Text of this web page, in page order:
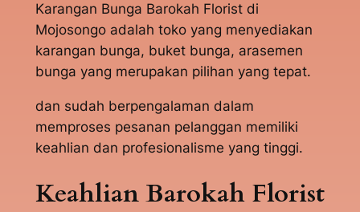
Karangan Bunga Barokah Florist di
Mojosongo adalah toko yang menyediakan
karangan bunga, buket bunga, arasemen
bunga yang merupakan pilihan yang tepat.
dan sudah berpengalaman dalam
memproses pesanan pelanggan memiliki
keahlian dan profesionalisme yang tinggi.
Keahlian Barokah Florist